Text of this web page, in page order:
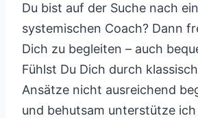
Du bist auf der Suche nach
systemischen Coach? Dann
Dich zu begleiten – auch
Fühlst Du Dich durch
Ansätze nicht ausreichend
und behutsam unterstütze